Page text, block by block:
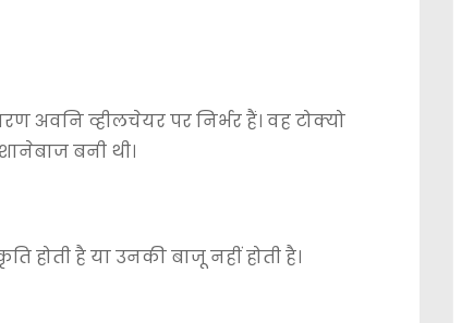
अवनि व्हीलचेयर पर निर्भर हैं। वह टोक्यो
बनी थी।
होती है या उनकी बाजू नहीं होती है।